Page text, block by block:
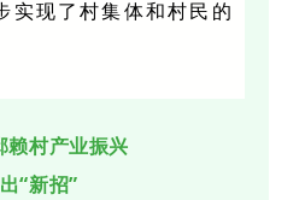
实现了村集体和村民的
赖村产业振兴
“新招”